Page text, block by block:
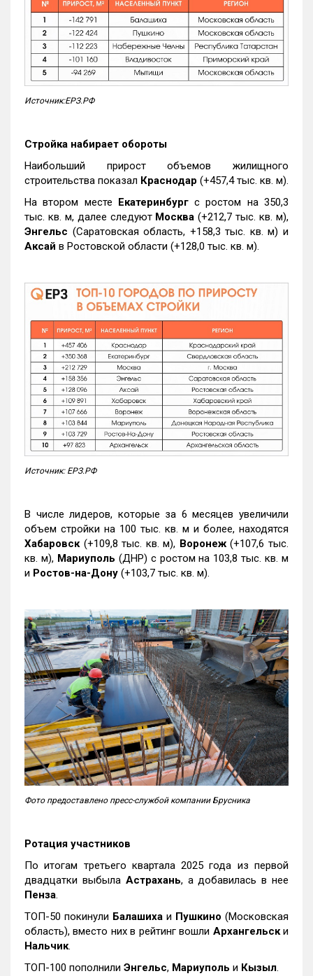
Источник:ЕРЗ.РФ
Стройка набирает обороты
Наибольший прирост объемов жилищного
строительства показал Краснодар (+457,4 тыс. кв. м).
На втором месте Екатеринбургс ростом на 350,3
тыс. кв. м, далее следуют Москва (+212,7 тыс. кв. м),
Энгельс (Саратовская область, +158,3 тыс. кв. м) и
Аксай в Ростовской области (+128,0 тыс. кв. м).
Источник: ЕРЗ.РФ
В числе лидеров, которые за 6 месяцев увеличили
объем стройки на 100 тыс. кв. м и более, находятся
Хабаровск (+109,8 тыс. кв. м), Воронеж(+107,6 тыс.
кв. м), Мариуполь (ДНР) с ростом на 103,8 тыс. кв. м
и Ростов-на-Дону (+103,7 тыс. кв. м).
Фото предоставлено пресс-службой компании Брусника
Ротация участников
По итогам третьего квартала 2025 года из первой
двадцатки выбыла Астрахань, а добавилась в нее
Пенза.
ТОП-50 покинули Балашиха и Пушкино (Московская
область), вместо них в рейтинг вошли Архангельски
Нальчик.
ТОП-100 пополнили Энгельс, Мариуполь и Кызыл.